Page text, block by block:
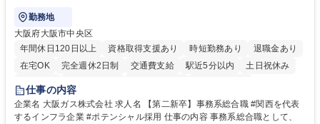
勤務地
大阪府大阪市中央区
年間休日120日以上
資格取得支援あり 時短勤務あり
退職金あり
在宅OK
完全週休2日制 交通費支給 駅近5分以内
土日祝休み
服装自由
第二新卒歓迎
仕事の内容
企業名 大阪ガス株式会社 求人名 【第二新卒】事務系総合職 #関西を代表
するインフラ企業 #ポテンシャル採用 仕事の内容 事務系総合職として、